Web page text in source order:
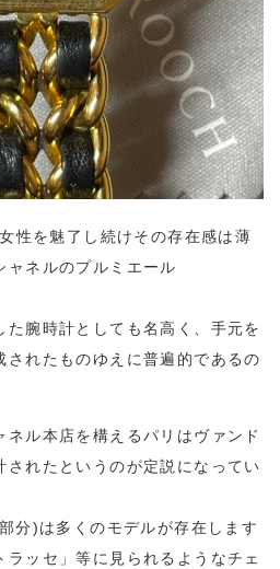
性を魅了し続けその存在感は薄
ャネルのプルミエール
た腕時計としても名高く、手元を
されたものゆえに普遍的であるの
ネル本店を構えるパリはヴァンド
されたというのが定説になってい
分)は多くのモデルが存在します
ッセ」等に見られるようなチェ